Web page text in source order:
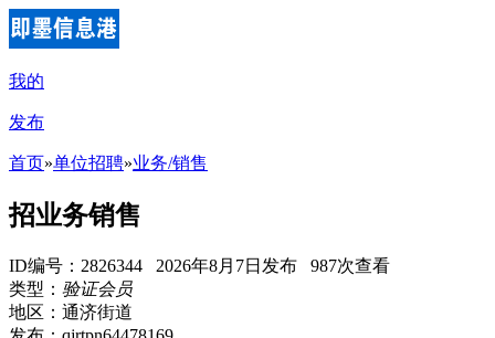
我的
发布
首页»单位招聘»业务/销售
招业务销售
ID编号：2826344 2026年8月7日发布 987次查看
类型： 验证会员
地区：通济街道